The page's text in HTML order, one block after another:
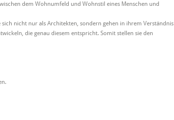
dem Wohnumfeld und Wohnstil eines Menschen und
nicht nur als Architekten, sondern gehen in ihrem Verständnis
die genau diesem entspricht. Somit stellen sie den